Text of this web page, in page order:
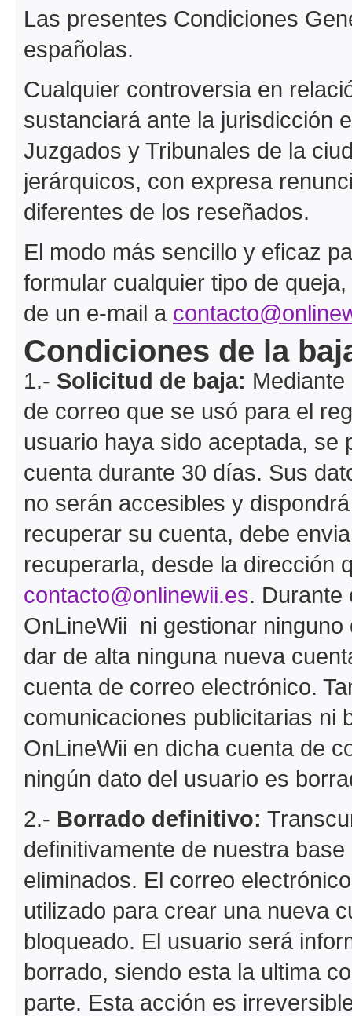
Las presentes Condiciones
españolas.
Cualquier controversia en
sustanciará ante la jurisdicción
Juzgados y Tribunales de la
jerárquicos, con expresa
diferentes de los reseñados.
El modo más sencillo y eficaz
formular cualquier tipo de
de un e-mail a
Condiciones de la
1.- Solicitud de baja:
de correo que se usó para el
usuario haya sido aceptada, se
cuenta durante 30 días. Sus
no serán accesibles y
recuperar su cuenta, debe
recuperarla, desde la dirección
contacto@onlinewii.es. Durante
OnLineWii ni gestionar
dar de alta ninguna nueva
cuenta de correo electrónico.
comunicaciones publicitarias ni
OnLineWii en dicha cuenta de
ningún dato del usuario es
2.- Borrado definitivo:
definitivamente de nuestra
eliminados. El correo
utilizado para crear una nueva
bloqueado. El usuario será
borrado, siendo esta la ultima
parte. Esta acción es